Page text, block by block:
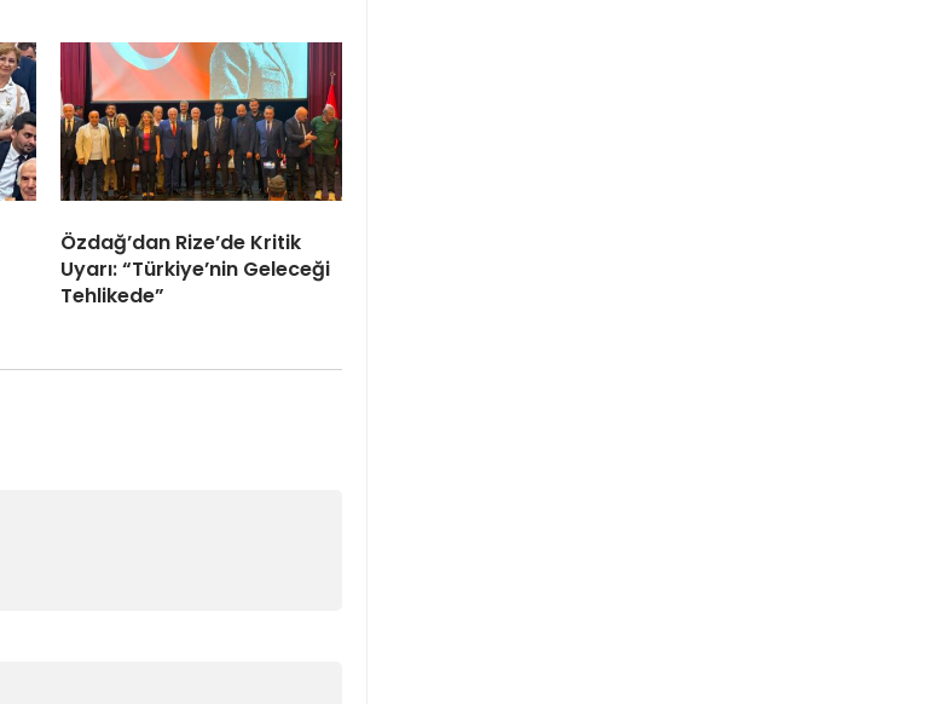
Özdağ’dan Rize’de Kritik
Uyarı: “Türkiye’nin Geleceği
Tehlikede”